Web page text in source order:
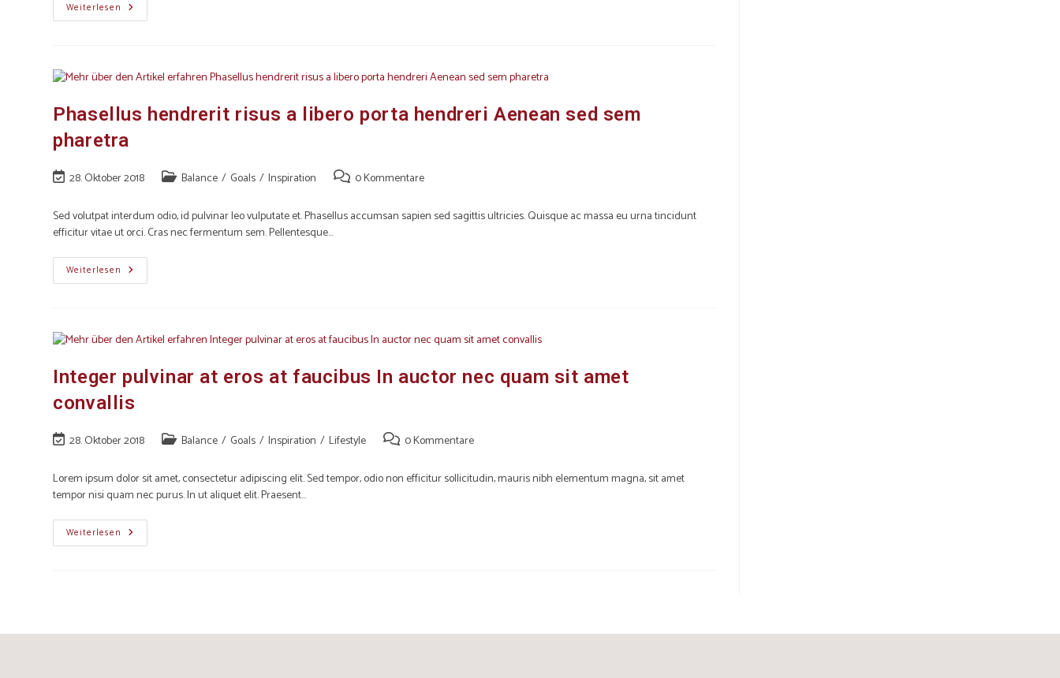
Weiterlesen
Phasellus hendrerit risus a libero porta hendreri Aenean sed sem
pharetra
28. Oktober 2018 Balance / Goals / Inspiration 0 Kommentare
Sed volutpat interdum odio, id pulvinar leo vulputate et. Phasellus accumsan sapien sed sagittis ultricies. Quisque ac massa eu urna tincidunt
efficitur vitae ut orci. Cras nec fermentum sem. Pellentesque…
Weiterlesen
Integer pulvinar at eros at faucibus In auctor nec quam sit amet
convallis
28. Oktober 2018 Balance / Goals / Inspiration / Lifestyle 0 Kommentare
Lorem ipsum dolor sit amet, consectetur adipiscing elit. Sed tempor, odio non efficitur sollicitudin, mauris nibh elementum magna, sit amet
tempor nisi quam nec purus. In ut aliquet elit. Praesent…
Weiterlesen